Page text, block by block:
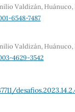
Valdizán, Huánuco,
6548-7487
Valdizán, Huánuco,
4629-3542